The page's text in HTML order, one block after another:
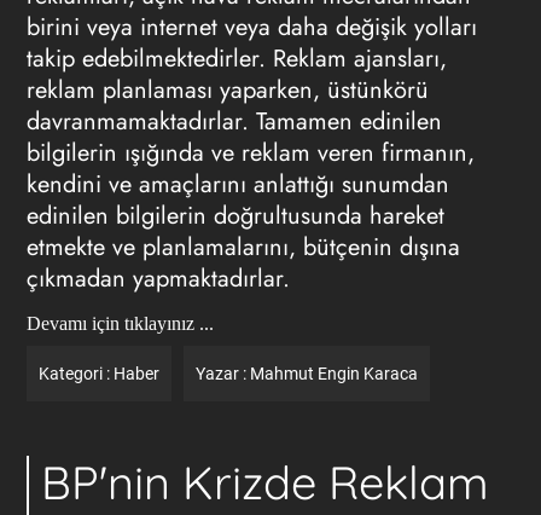
birini veya internet veya daha değişik yolları
takip edebilmektedirler. Reklam ajansları,
reklam planlaması yaparken, üstünkörü
davranmamaktadırlar. Tamamen edinilen
bilgilerin ışığında ve reklam veren firmanın,
kendini ve amaçlarını anlattığı sunumdan
edinilen bilgilerin doğrultusunda hareket
etmekte ve planlamalarını, bütçenin dışına
çıkmadan yapmaktadırlar.
Devamı için tıklayınız ...
Kategori : Haber Yazar : Mahmut Engin Karaca
BP'nin Krizde Reklam